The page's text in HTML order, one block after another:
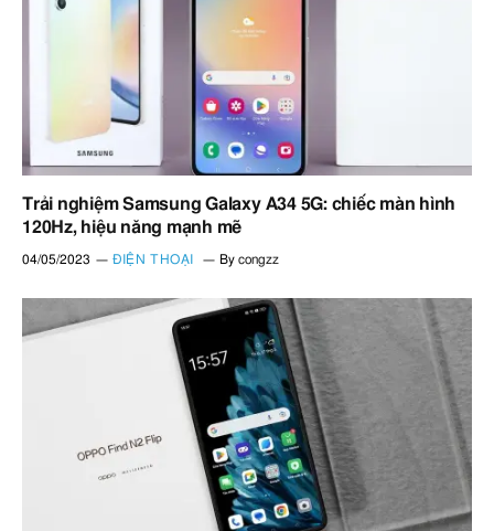
Trải nghiệm Samsung Galaxy A34 5G: chiếc màn hình
120Hz, hiệu năng mạnh mẽ
04/05/2023 ĐIỆN THOẠI By congzz